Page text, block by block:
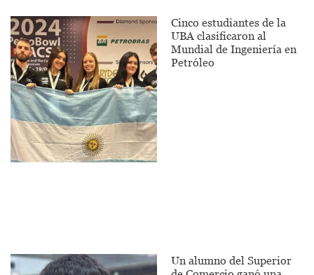
Cinco estudiantes de la
UBA clasificaron al
Mundial de Ingeniería en
Petróleo
Un alumno del Superior